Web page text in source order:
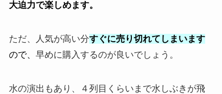
大迫力で楽しめます。
ただ、人気が高い分すぐに売り切れてしまいます
ので、 早めに購入するのが良いでしょう。
水の演出もあり、４列目くらいまで水しぶきが飛